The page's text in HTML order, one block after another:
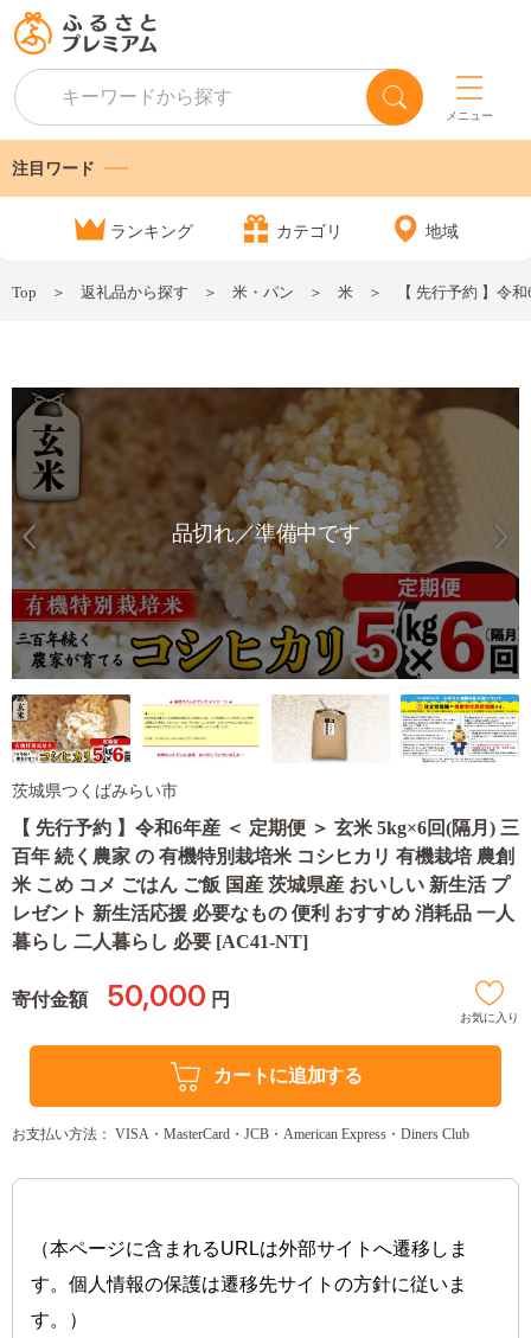
メニュー
注目ワード
ランキング カテゴリ 地域
Top 返礼品から探す 米・パン 米 【 先行予約 】令
品切れ／準備中です
茨城県つくばみらい市
【 先行予約 】令和6年産 ＜ 定期便 ＞ 玄米 5kg×6回(隔月) 三
百年 続く農家 の 有機特別栽培米 コシヒカリ 有機栽培 農創
米 こめ コメ ごはん ご飯 国産 茨城県産 おいしい 新生活 プ
レゼント 新生活応援 必要なもの 便利 おすすめ 消耗品 一人
暮らし 二人暮らし 必要 [AC41-NT]
寄付金額 50,000 円
お気に入り
カートに追加する
お支払い方法： VISA・MasterCard・JCB・American Express・Diners Club
（本ページに含まれるURLは外部サイトへ遷移しま
す。個人情報の保護は遷移先サイトの方針に従いま
す。）